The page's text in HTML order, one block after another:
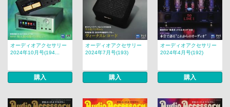
オーディオアクセサリー
2024年10月号(194...
購入
オーディオアクセサリー
2024年7月号(193)
購入
オーディオアクセサリー
2024年4月号(192)
購入